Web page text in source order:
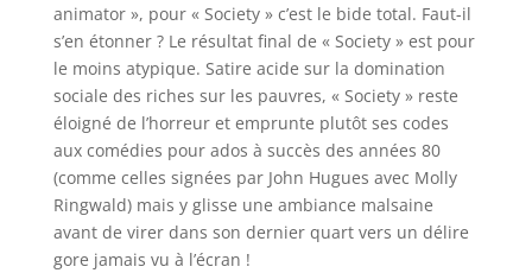
animator », pour « Society » c’est le bide total. Faut-il
s’en étonner ? Le résultat final de « Society » est pour
le moins atypique. Satire acide sur la domination
sociale des riches sur les pauvres, « Society » reste
éloigné de l’horreur et emprunte plutôt ses codes
aux comédies pour ados à succès des années 80
(comme celles signées par John Hugues avec Molly
Ringwald) mais y glisse une ambiance malsaine
avant de virer dans son dernier quart vers un délire
gore jamais vu à l’écran !